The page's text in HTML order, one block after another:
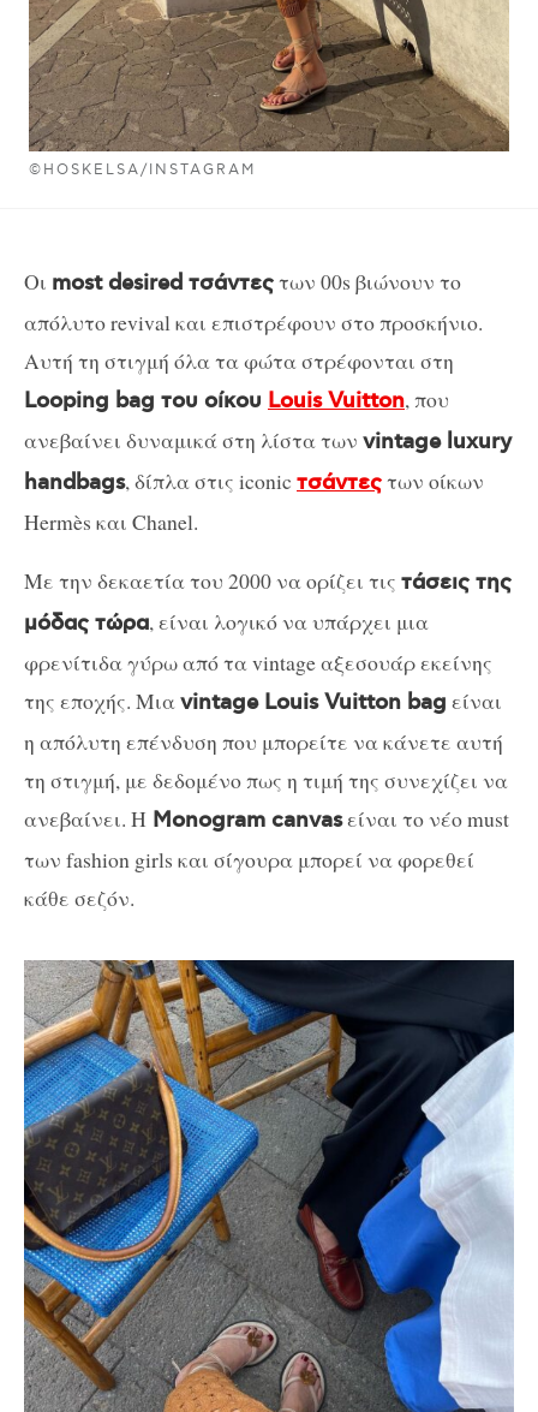
©HOSKELSA/INSTAGRAM
Οι most desired τσάντεςτων 00s βιώνουν το
απόλυτο revival και επιστρέφουν στο προσκήνιο.
Αυτή τη στιγμή όλα τα φώτα στρέφονται στη
Looping bag του οίκου Louis Vuitton, που
ανεβαίνει δυναμικά στη λίστα των vintage luxury
handbags, δίπλα στις iconic τσάντεςτων οίκων
Hermès και Chanel.
Με την δεκαετία του 2000 να ορίζει τις τάσεις της
μόδας τώρα, είναι λογικό να υπάρχει μια
φρενίτιδα γύρω από τα vintage αξεσουάρ εκείνης
της εποχής. Μιαvintage Louis Vuitton bag είναι
η απόλυτη επένδυση που μπορείτε να κάνετε αυτή
τη στιγμή, με δεδομένο πως η τιμή της συνεχίζει να
ανεβαίνει. Η Monogram canvasείναι το νέο must
των fashion girls και σίγουρα μπορεί να φορεθεί
κάθε σεζόν.